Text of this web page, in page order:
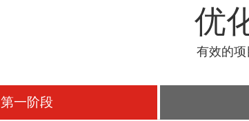
优
有效的
第一阶段